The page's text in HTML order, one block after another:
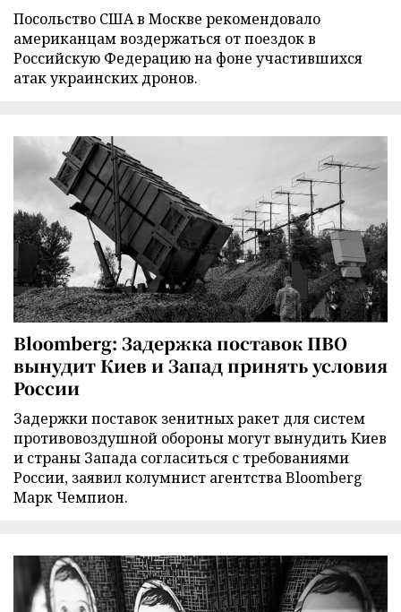
Посольство США в Москве рекомендовало
американцам воздержаться от поездок в
Российскую Федерацию на фоне участившихся
атак украинских дронов.
Bloomberg: Задержка поставок ПВО
вынудит Киев и Запад принять условия
России
Задержки поставок зенитных ракет для систем
противовоздушной обороны могут вынудить Киев
и страны Запада согласиться с требованиями
России, заявил колумнист агентства Bloomberg
Марк Чемпион.